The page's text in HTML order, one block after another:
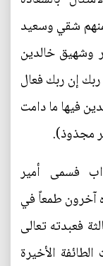
شقي وسعيد
وشهيق خالدين
إن ربك فعال
فيها ما دامت
مجذوذ).
فسمى أمير
آخرون طمعاً في
فعبدته تعالى
الأخيرة